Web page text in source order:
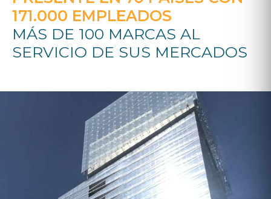
171.000 EMPLEADOS
MÁS DE 100 MARCAS AL
SERVICIO DE SUS MERCADOS